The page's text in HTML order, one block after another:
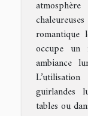
romantique
occupe un
ambiance
guirlandes
tables ou